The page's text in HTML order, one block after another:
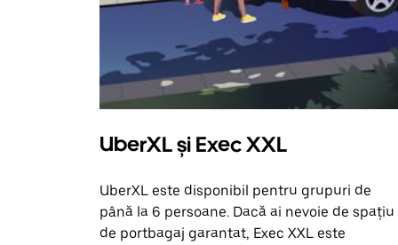
UberXL și Exec XXL
UberXL este disponibil pentru grupuri de
până la 6 persoane. Dacă ai nevoie de spațiu
de portbagaj garantat, Exec XXL este